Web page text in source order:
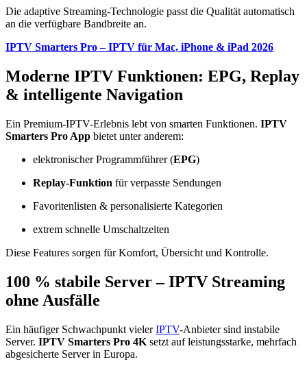
Die adaptive Streaming-Technologie passt die Qualität automatisch
an die verfügbare Bandbreite an.
IPTV Smarters Pro – IPTV für Mac, iPhone & iPad 2026
Moderne IPTV Funktionen: EPG, Replay
& intelligente Navigation
Ein Premium-IPTV-Erlebnis lebt von smarten Funktionen. IPTV
Smarters Pro App bietet unter anderem:
elektronischer Programmführer (EPG)
Replay-Funktion für verpasste Sendungen
Favoritenlisten & personalisierte Kategorien
extrem schnelle Umschaltzeiten
Diese Features sorgen für Komfort, Übersicht und Kontrolle.
100 % stabile Server – IPTV Streaming
ohne Ausfälle
Ein häufiger Schwachpunkt vielerIPTV-Anbieter sind instabile
Server. IPTV Smarters Pro 4K setzt auf leistungsstarke, mehrfach
abgesicherte Server in Europa.